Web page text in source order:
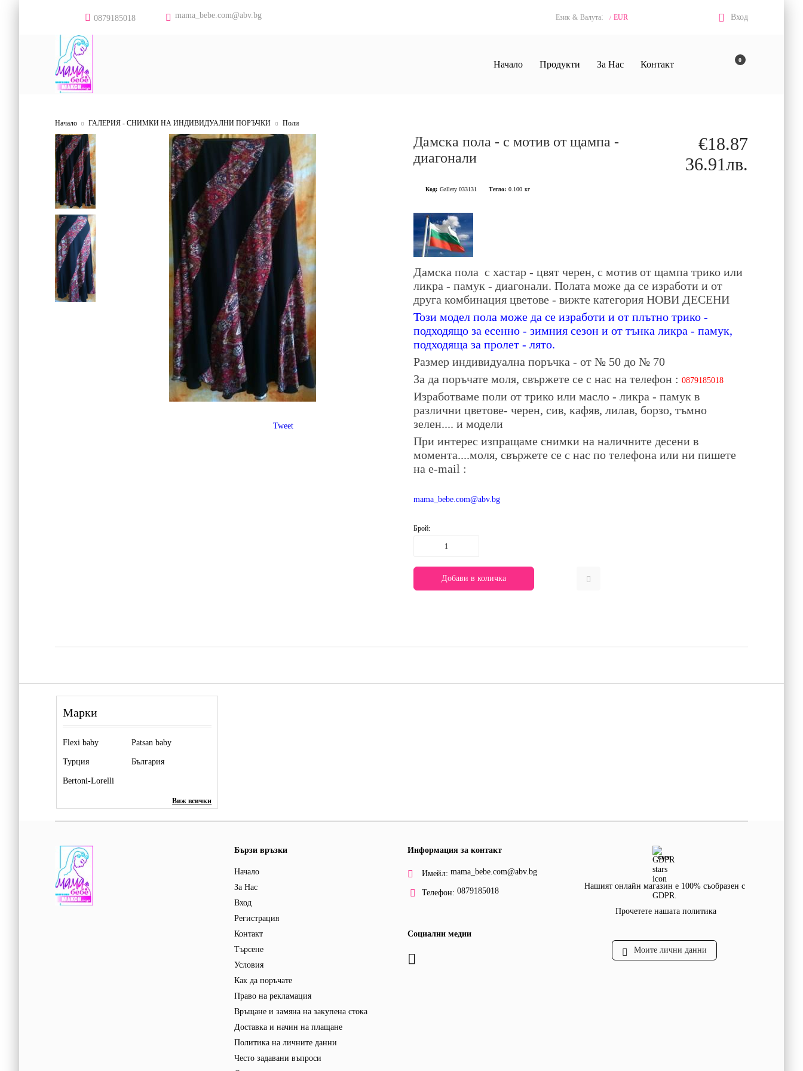
0879185018 mama_bebe.com@abv.bg Език & Валута: / EUR Вход
0
Начало Продукти За Нас Контакт
Начало ГАЛЕРИЯ - СНИМКИ НА ИНДИВИДУАЛНИ ПОРЪЧКИ Поли
Tweet
Дамска пола - с мотив от щампа -
диагонали
€18.87
36.91лв.
Код: Gallery 033131 Тегло: 0.100 кг
Дамска пола с хастар - цвят черен, с мотив от щампа трико или
ликра - памук - диагонали. Полата може да се изработи и от
друга комбинация цветове - вижте категория НОВИ ДЕСЕНИ
Този модел пола може да се изработи и от плътно трико -
подходящо за есенно - зимния сезон и от тънка ликра - памук,
подходяща за пролет - лято.
Размер индивидуална поръчка - от № 50 до № 70
За да поръчате моля, свържете се с нас на телефон : 0879185018
Изработваме поли от трико или масло - ликра - памук в
различни цветове- черен, сив, кафяв, лилав, борзо, тъмно
зелен.... и модели
При интерес изпращаме снимки на наличните десени в
момента....моля, свържете се с нас по телефона или ни пишете
на е-mail :
mama_bebe.com@abv.bg
Брой:
Марки
Flexi baby Patsan baby
Турция България
Bertoni-Lorelli
Виж всички
Бързи връзки
Начало
За Нас
Вход
Регистрация
Контакт
Търсене
Условия
Как да поръчате
Право на рекламация
Връщане и замяна на закупена стока
Доставка и начин на плащане
Политика на личните данни
Често задавани въпроси
Информация за контакт
Имейл: mama_bebe.com@abv.bg
Телефон: 0879185018
Социални медии
GDPR
Нашият онлайн магазин е 100% съобразен с
GDPR.
Прочетете нашата политика
Моите лични данни